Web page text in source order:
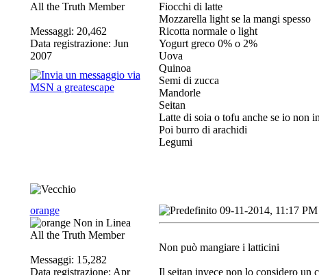
All the Truth Member
Messaggi: 20,462
Data registrazione: Jun
2007
Fiocchi di latte
Mozzarella light se la mangi spesso
Ricotta normale o light
Yogurt greco 0% o 2%
Uova
Quinoa
Semi di zucca
Mandorle
Seitan
Latte di soia o tofu anche se io non
Poi burro di arachidi
Legumi
orange
All the Truth Member
Messaggi: 15,282
Data registrazione: Apr
09-11-2014, 11:17 PM
Non può mangiare i latticini
Il seitan invece non lo considero un